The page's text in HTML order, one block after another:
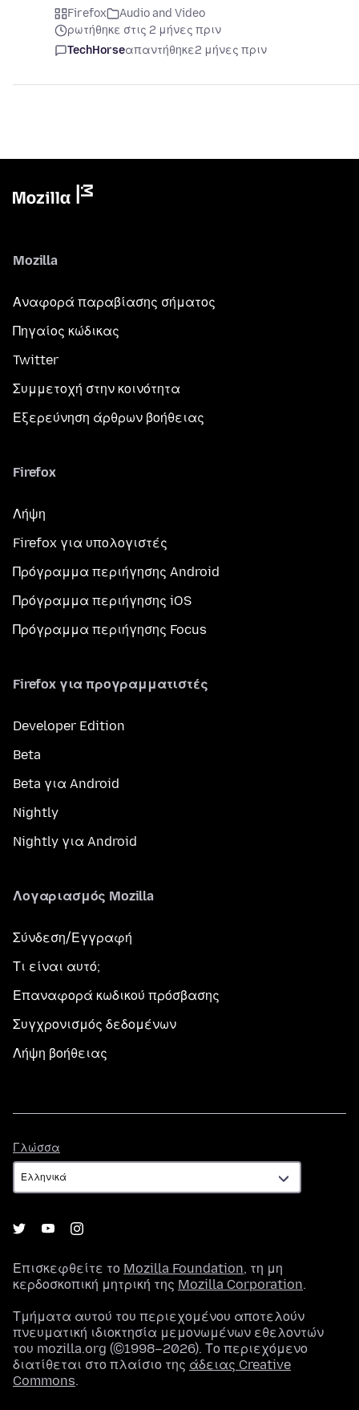
Firefox
Audio and Video
ρωτήθηκε στις 2 μήνες πριν
TechHorseαπαντήθηκε2 μήνες πριν
Mozilla
Αναφορά παραβίασης σήματος
Πηγαίος κώδικας
Twitter
Συμμετοχή στην κοινότητα
Εξερεύνηση άρθρων βοήθειας
Firefox
Λήψη
Firefox για υπολογιστές
Πρόγραμμα περιήγησης Android
Πρόγραμμα περιήγησης iOS
Πρόγραμμα περιήγησης Focus
Firefox για προγραμματιστές
Developer Edition
Beta
Beta για Android
Nightly
Nightly για Android
Λογαριασμός Mozilla
Σύνδεση/Εγγραφή
Τι είναι αυτό;
Επαναφορά κωδικού πρόσβασης
Συγχρονισμός δεδομένων
Λήψη βοήθειας
Γλώσσα
Επισκεφθείτε το Mozilla Foundation, τη μη
κερδοσκοπική μητρική της Mozilla Corporation.
Τμήματα αυτού του περιεχομένου αποτελούν
πνευματική ιδιοκτησία μεμονωμένων εθελοντών
του mozilla.org (©1998–2026). Το περιεχόμενο
διατίθεται στο πλαίσιο της άδειας Creative
Commons.